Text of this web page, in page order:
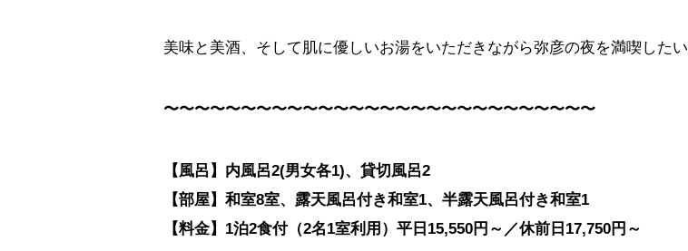
美味と美酒、そして肌に優しいお湯をいただきながら弥彦の夜を満喫したい
〜〜〜〜〜〜〜〜〜〜〜〜〜〜〜〜〜〜〜〜〜〜〜〜〜〜〜〜
【風呂】内風呂2(男女各1)、貸切風呂2
【部屋】和室8室、露天風呂付き和室1、半露天風呂付き和室1
【料金】1泊2食付（2名1室利用）平日15,550円～／休前日17,750円～